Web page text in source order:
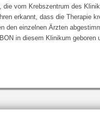
vom Krebszentrum des
erkannt, dass die Therapie
den einzelnen Ärzten
in diesem Klinikum geboren